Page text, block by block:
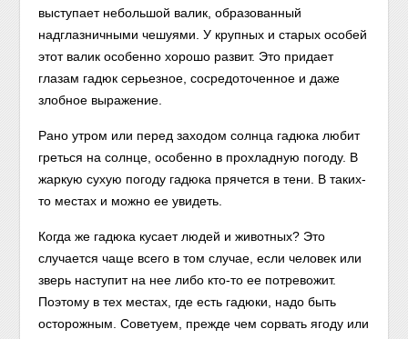
выступает небольшой валик, образованный
надглазничными чешуями. У крупных и старых особей
этот валик особенно хорошо развит. Это придает
глазам гадюк серьезное, сосредоточенное и даже
злобное выражение.
Рано утром или перед заходом солнца гадюка любит
греться на солнце, особенно в прохладную погоду. В
жаркую сухую погоду гадюка прячется в тени. В таких-
то местах и можно ее увидеть.
Когда же гадюка кусает людей и животных? Это
случается чаще всего в том случае, если человек или
зверь наступит на нее либо кто-то ее потревожит.
Поэтому в тех местах, где есть гадюки, надо быть
осторожным. Советуем, прежде чем сорвать ягоду или